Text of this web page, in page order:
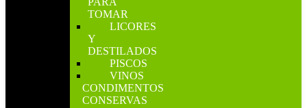
TOMAR
LICORES
Y
DESTILADOS
PISCOS
VINOS
CONDIMENTOS
CONSERVAS